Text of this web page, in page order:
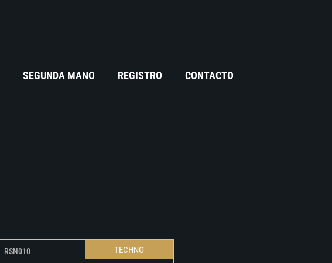
SEGUNDA MANO REGISTRO CONTACTO
RSN010 TECHNO